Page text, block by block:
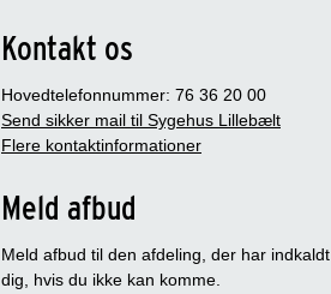
Kontakt os
Hovedtelefonnummer: 76 36 20 00
Send sikker mail til Sygehus Lillebælt
Flere kontaktinformationer
Meld afbud
Meld afbud til den afdeling, der har indkaldt
dig, hvis du ikke kan komme.